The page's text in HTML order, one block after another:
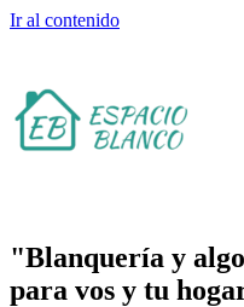
Ir al contenido
"Blanquería y
para vos y tu